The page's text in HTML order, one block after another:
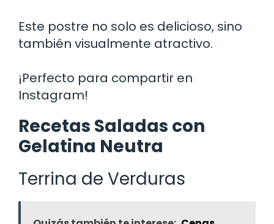
Este postre no solo es delicioso, sino
también visualmente atractivo.
¡Perfecto para compartir en
Instagram!
Recetas Saladas con
Gelatina Neutra
Terrina de Verduras